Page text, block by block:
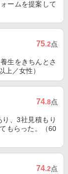
ームを提案して
75.2点
生をきちんとさ
上／女性）
74.8点
、3社見積もり
もらった。（60
74.2点